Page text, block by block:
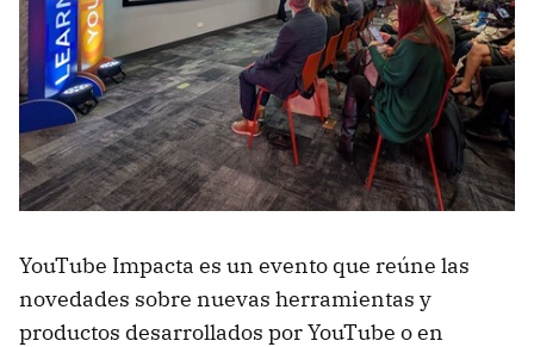
YouTube Impacta es un evento que reúne las
novedades sobre nuevas herramientas y
productos desarrollados por YouTube o en